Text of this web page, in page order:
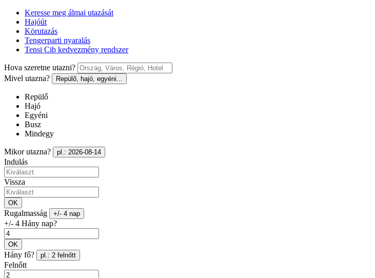
Keresse meg álmai utazását
Hajóút
Körutazás
Tengerparti nyaralás
Tensi Cib kedvezmény rendszer
Hova szeretne utazni?
Mivel utazna?
Repülő, hajó, egyéni...
Repülő
Hajó
Egyéni
Busz
Mindegy
Mikor utazna? pl.: 2026-08-14
Indulás
Vissza
OK
Rugalmasság +/- 4 nap
+/- 4 Hány nap?
OK
Hány fő? pl.: 2 felnőtt
Felnőtt